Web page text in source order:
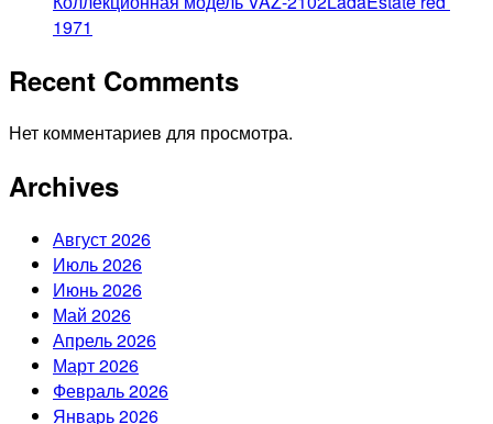
1971
Recent Comments
Нет комментариев для просмотра.
Archives
Август 2026
Июль 2026
Июнь 2026
Май 2026
Апрель 2026
Март 2026
Февраль 2026
Январь 2026